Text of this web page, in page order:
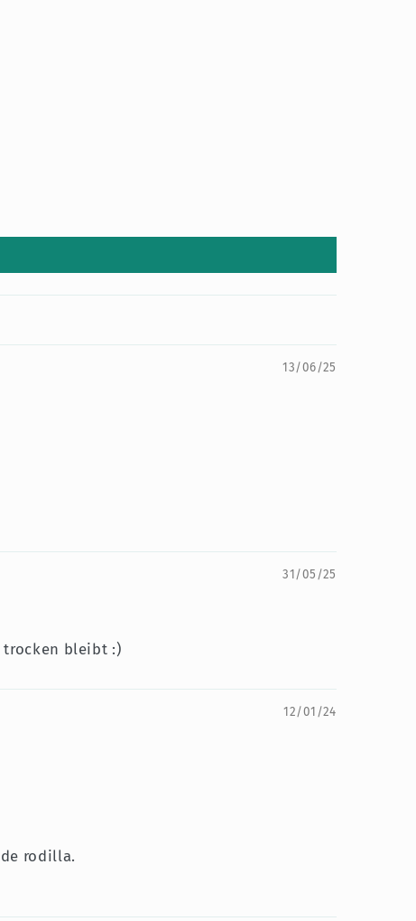
13/06/25
31/05/25
trocken bleibt :)
12/01/24
rodilla.